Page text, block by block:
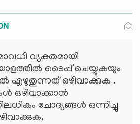
വ്യക്തമായി
ടൈപ്പ് ചെയ്യുകയും
എഴുതുന്നത് ഒഴിവാക്കുക .
ഒഴിവാക്കാന്‍
ചോദ്യങ്ങള്‍ ഒന്നിച്ചു